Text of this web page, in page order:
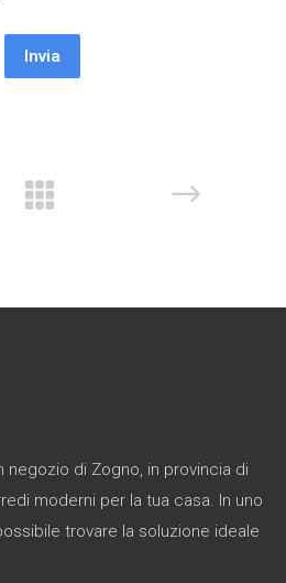
Invia
negozio di Zogno, in provincia di
moderni per la tua casa. In uno
trovare la soluzione ideale